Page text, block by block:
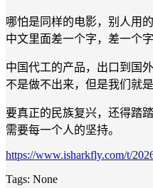
哪怕是同样的电影，别人用
中文里面差一个字，差一个
中国代工的产品，出口到国
不是做不出来，但是我们就
要真正的民族复兴，还得踏
需要每一个人的坚持。
https://www.isharkfly.com/t/
Tags: None